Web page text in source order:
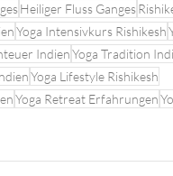
Heiliger Fluss Ganges
Yoga Intensivkurs Rishikesh
IndienYoga Tradition
Yoga Lifestyle Rishikesh
Yoga Retreat Erfahrungen